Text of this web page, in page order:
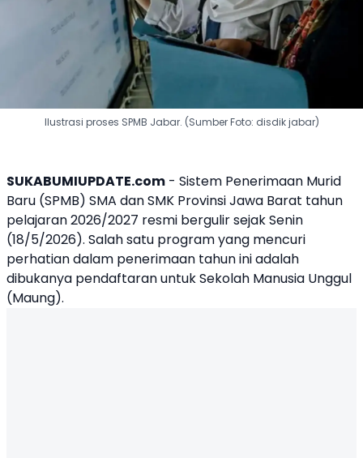
Ilustrasi proses SPMB Jabar. (Sumber Foto: disdik jabar)
SUKABUMIUPDATE.com - Sistem Penerimaan Murid
Baru (SPMB) SMA dan SMK Provinsi Jawa Barat tahun
pelajaran 2026/2027 resmi bergulir sejak Senin
(18/5/2026). Salah satu program yang mencuri
perhatian dalam penerimaan tahun ini adalah
dibukanya pendaftaran untuk Sekolah Manusia Unggul
(Maung).